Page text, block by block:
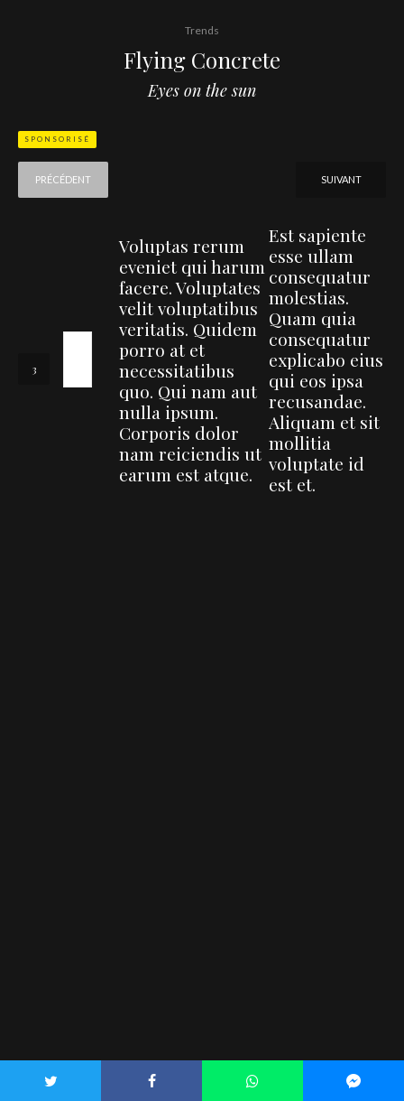
Trends
Flying Concrete
Eyes on the sun
SPONSORISÉ
PRÉCÉDENT SUIVANT
Voluptas rerum
eveniet qui harum
facere. Voluptates
velit voluptatibus
veritatis. Quidem
porro at et
necessitatibus
quo. Qui nam aut
nulla ipsum.
Corporis dolor
nam reiciendis ut
earum est atque.
Est sapiente
esse ullam
consequatur
molestias.
Quam quia
consequatur
explicabo eius
qui eos ipsa
recusandae.
Aliquam et sit
mollitia
voluptate id
est et.